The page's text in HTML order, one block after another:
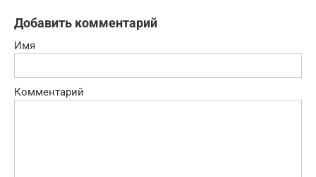
Добавить комментарий
Имя
Комментарий